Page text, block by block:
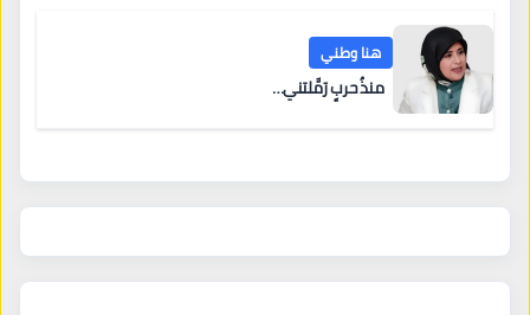
هنا وطني
منذُ حربٍ رَمَّلتني…